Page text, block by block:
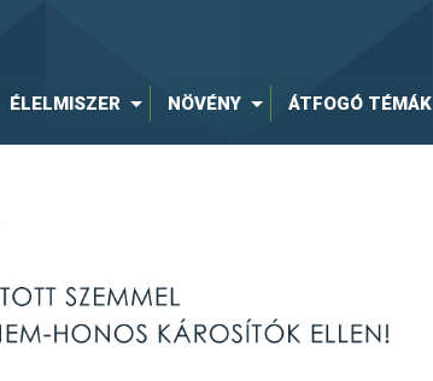
ÉLELMISZER NÖVÉNY ÁTFOGÓ TÉMÁK